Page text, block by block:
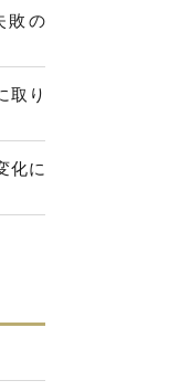
敗の
取り
化に